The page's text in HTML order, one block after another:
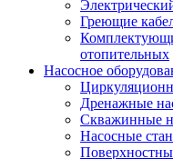
Греющие
отопительных
Насосное
Дренажные
Скважинные
Насосные